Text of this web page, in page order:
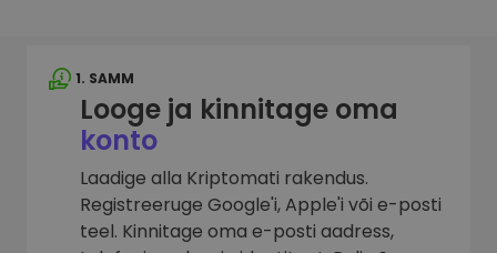
1. SAMM
Looge ja kinnitage oma
konto
Laadige alla Kriptomati rakendus.
Registreeruge Google'i, Apple'i või e-posti
teel. Kinnitage oma e-posti aadress,